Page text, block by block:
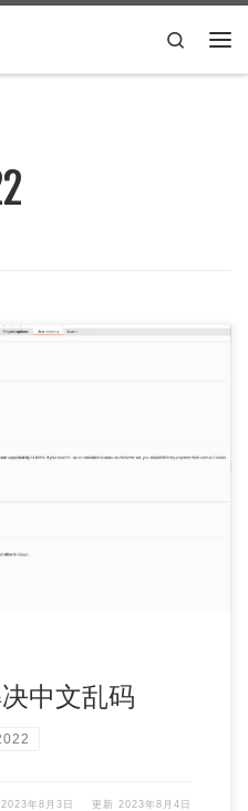
Search
面将字体改为中文字体即
决中文乱码
2023年8月3日 更新 2023年8月4日